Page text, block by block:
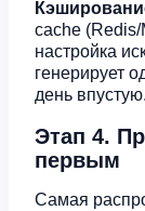
cache
настройка
генерирует
день впустую.
Этап 4.
первым
Самая